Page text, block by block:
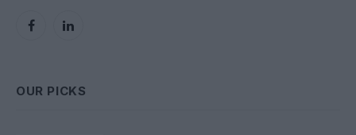
FacebookLinkedIn
OUR PICKS